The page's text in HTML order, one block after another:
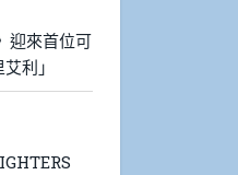
迎來首位可
利」